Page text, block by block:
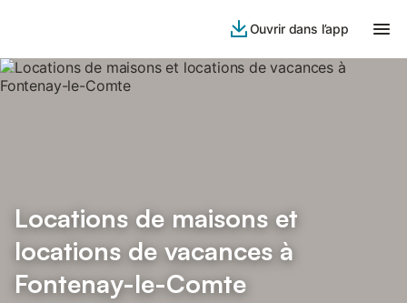
Ouvrir dans l’app
Locations de maisons et
locations de vacances à
Fontenay-le-Comte